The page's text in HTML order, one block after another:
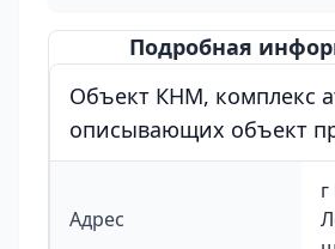
Подробная
Объект КНМ, комплекс
описывающих объект
Адрес